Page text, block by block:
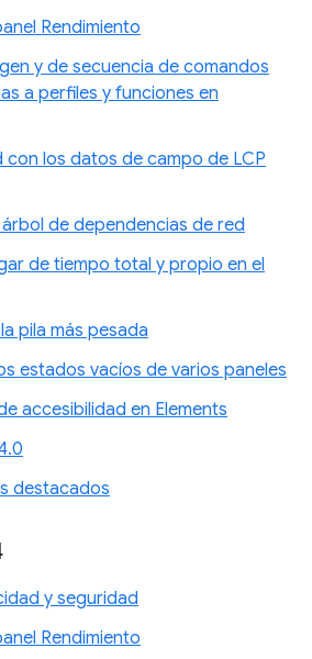
Rendimiento
y de secuencia de comandos
a perfiles y funciones en
con los datos de campo de LCP
de dependencias de red
de tiempo total y propio en el
pila más pesada
estados vacíos de varios paneles
accesibilidad en Elements
destacados
y seguridad
Rendimiento